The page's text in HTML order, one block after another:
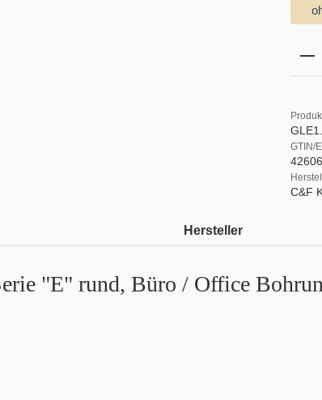
GTIN/
C&F
Hersteller
"E" rund, Büro / Office